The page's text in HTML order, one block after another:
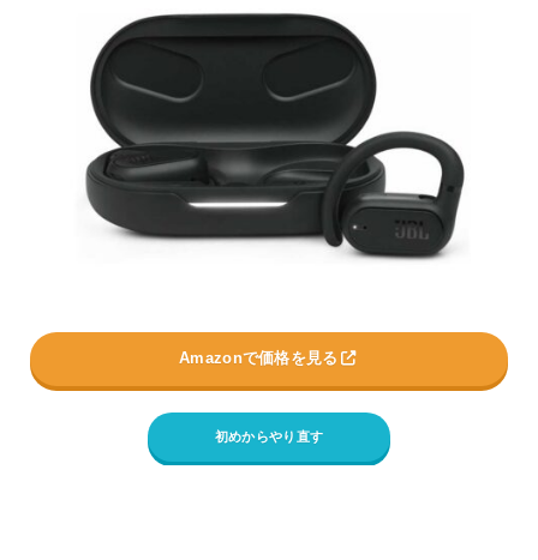
Amazonで価格を見る
初めからやり直す